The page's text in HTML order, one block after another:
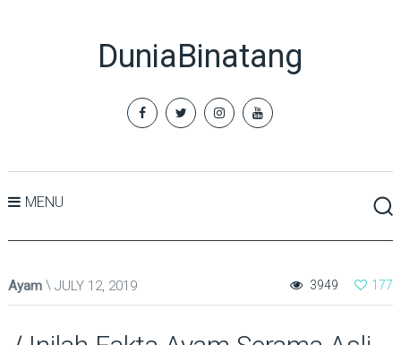
DuniaBinatang
MENU
Ayam JULY 12, 2019 177
3949